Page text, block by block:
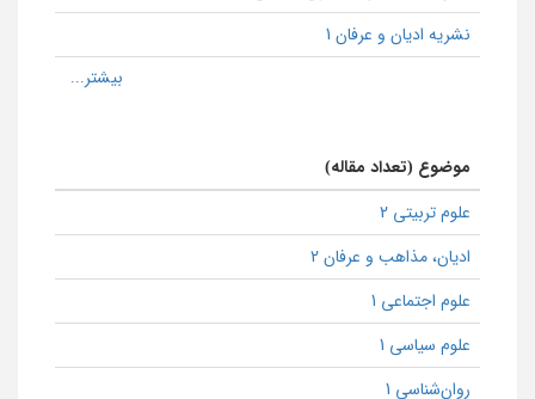
نشریه ادیان و عرفان 1
موضوع (تعداد مقاله)
علوم تربیتی 2
ادیان، مذاهب و عرفان 2
علوم اجتماعی 1
علوم سیاسی 1
روان‌شناسی 1